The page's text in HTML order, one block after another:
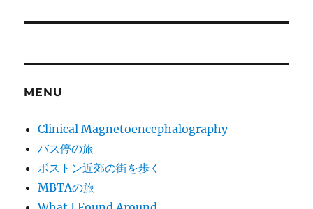
MENU
Clinical Magnetoencephalography
バス停の旅
ボストン近郊の街を歩く
MBTAの旅